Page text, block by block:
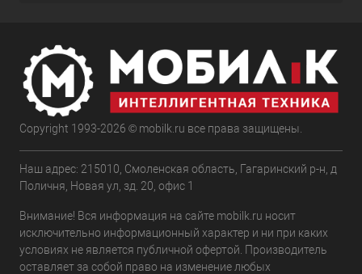
Copyright 1993-2026 © mobilk.ru все права защищены.
Наш адрес: 215010, Смоленская область, Гагаринский р-н, д
Поличня, Новая ул, зд. 20, офис 1
Внимание! Вся информация на сайте mobilk.ru носит
исключительно информационный характер и ни при каких
условиях не является публичной офертой. Производитель
оставляет за собой право на изменение любых